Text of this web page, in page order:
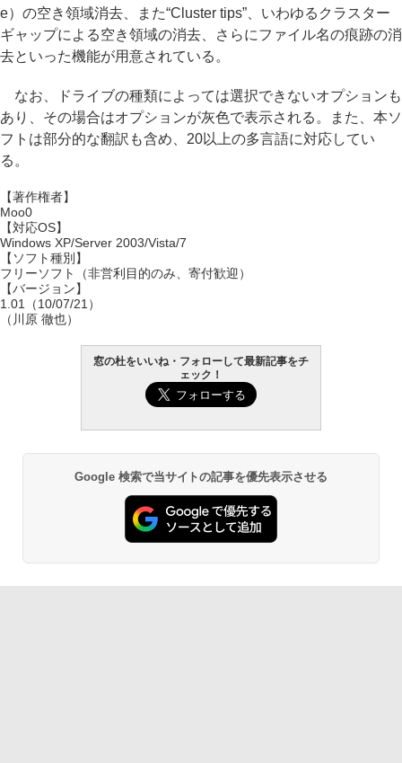
e）の空き領域消去、また“Cluster tips”、いわゆるクラスター
ギャップによる空き領域の消去、さらにファイル名の痕跡の消
去といった機能が用意されている。
なお、ドライブの種類によっては選択できないオプションも
あり、その場合はオプションが灰色で表示される。また、本ソ
フトは部分的な翻訳も含め、20以上の多言語に対応してい
る。
【著作権者】
Moo0
【対応OS】
Windows XP/Server 2003/Vista/7
【ソフト種別】
フリーソフト（非営利目的のみ、寄付歓迎）
【バージョン】
1.01（10/07/21）
（川原 徹也）
窓の杜をいいね・フォローして最新記事をチ
ェック！
Google 検索で当サイトの記事を優先表示させる